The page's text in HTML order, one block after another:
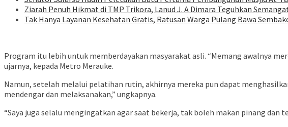
Ziarah Penuh Hikmat di TMP Trikora, Lanud J. A Dimara Teguhkan
Tak Hanya Layanan Kesehatan Gratis, Ratusan Warga Pulang Bawa
Program itu lebih untuk memberdayakan masyarakat asli. “Memang awalnya
ujarnya, kepada Metro Merauke.
Namun, setelah melalui pelatihan rutin, akhirnya mereka pun dapat
mendengar dan melaksanakan,” ungkapnya.
“Saya juga selalu mengingatkan agar saat bekerja, tak boleh makan pinang dan